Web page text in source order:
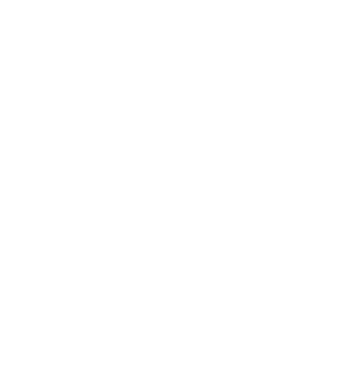
Vybrať si kórejskú
Túžite po okamžitom
Hľadáte jemnosť,
Obe voľby sú mimoriadne